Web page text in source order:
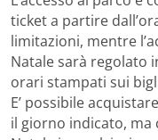
ticket a partire
limitazioni, mentre
Natale sarà regolato
orari stampati sui
E’ possibile acquistare
il giorno indicato, ma